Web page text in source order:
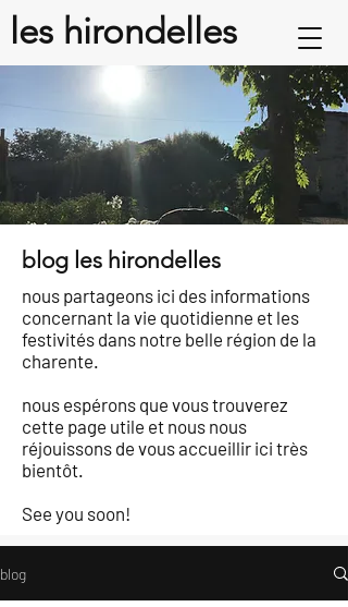
les hirondelles
blog les hirondelles
nous partageons ici des informations
concernant la vie quotidienne et les
festivités dans notre belle région de la
charente.
nous espérons que vous trouverez
cette page utile et nous nous
réjouissons de vous accueillir ici très
bientôt.
See you soon!
blog